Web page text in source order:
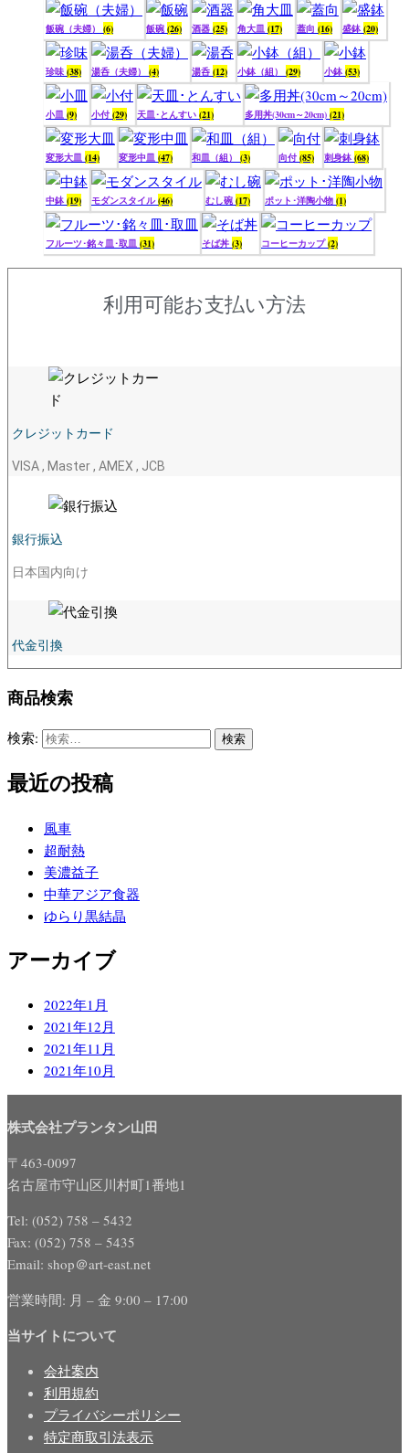
飯碗（夫婦） (6) 飯碗 (26) 酒器 (25) 角大皿 (17) 蓋向 (16) 盛鉢 (20)
珍味 (38) 湯呑（夫婦） (4) 湯呑 (12) 小鉢（組） (29) 小鉢 (53)
小皿 (9) 小付 (29) 天皿･とんすい (21) 多用丼(30cm～20cm) (21)
変形大皿 (14) 変形中皿 (47) 和皿（組） (3) 向付 (85) 刺身鉢 (68)
中鉢 (19) モダンスタイル(46) むし碗 (17) ポット･洋陶小物 (1)
フルーツ･銘々皿･取皿 (31) そば丼 (3) コーヒーカップ(2)
利用可能お支払い方法
クレジットカード
VISA , Master , AMEX , JCB
銀行振込
日本国内向け
代金引換
商品検索
検索:
最近の投稿
風車
超耐熱
美濃益子
中華アジア食器
ゆらり黒結晶
アーカイブ
2022年1月
2021年12月
2021年11月
2021年10月
株式会社プランタン山田
〒463-0097
名古屋市守山区川村町1番地1
Tel: (052) 758 – 5432
Fax: (052) 758 – 5435
Email: shop＠art-east.net
営業時間: 月 – 金 9:00 – 17:00
当サイトについて
会社案内
利用規約
プライバシーポリシー
特定商取引法表示